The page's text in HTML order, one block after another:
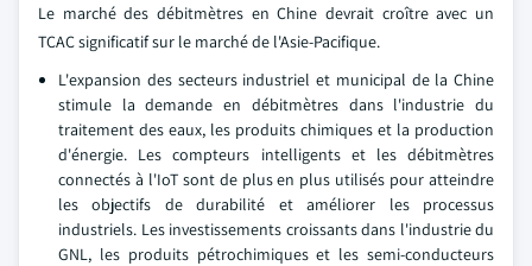
Le marché des débitmètres en Chine devrait croître avec un
TCAC significatif sur le marché de l'Asie-Pacifique.
L'expansion des secteurs industriel et municipal de la Chine
stimule la demande en débitmètres dans l'industrie du
traitement des eaux, les produits chimiques et la production
d'énergie. Les compteurs intelligents et les débitmètres
connectés à l'IoT sont de plus en plus utilisés pour atteindre
les objectifs de durabilité et améliorer les processus
industriels. Les investissements croissants dans l'industrie du
GNL, les produits pétrochimiques et les semi-conducteurs